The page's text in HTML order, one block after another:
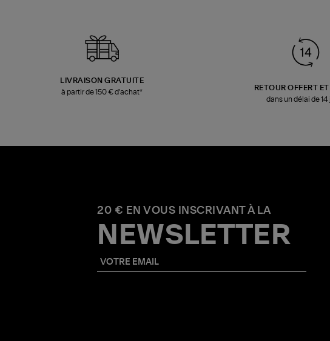
LIVRAISON GRATUITE
à partir de 150 € d'achat*
RETOUR OFFERT
dans un délai de 14
20 € EN VOUS INSCRIVANT À LA
NEWSLETTER